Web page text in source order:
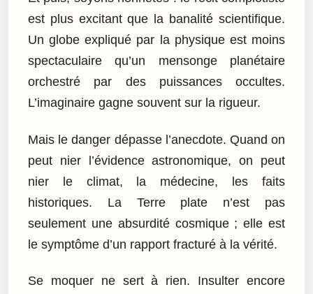
est plus excitant que la banalité scientifique.
Un globe expliqué par la physique est moins
spectaculaire qu’un mensonge planétaire
orchestré par des puissances occultes.
L’imaginaire gagne souvent sur la rigueur.
Mais le danger dépasse l’anecdote. Quand on
peut nier l’évidence astronomique, on peut
nier le climat, la médecine, les faits
historiques. La Terre plate n’est pas
seulement une absurdité cosmique ; elle est
le symptôme d’un rapport fracturé à la vérité.
Se moquer ne sert à rien. Insulter encore